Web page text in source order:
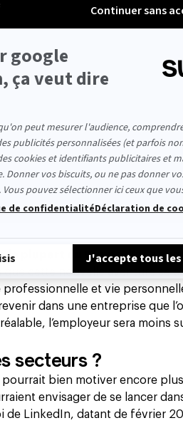
la plupart du temps d’une
cette nouvelle aventure se
professionnelle et vie
dans une entreprise que
l’employeur sera moins
secteurs ?
pourrait bien motiver encore
envisager de se lancer
de LinkedIn, datant de février